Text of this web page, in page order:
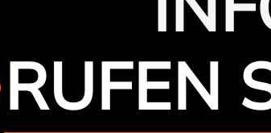
RUFEN